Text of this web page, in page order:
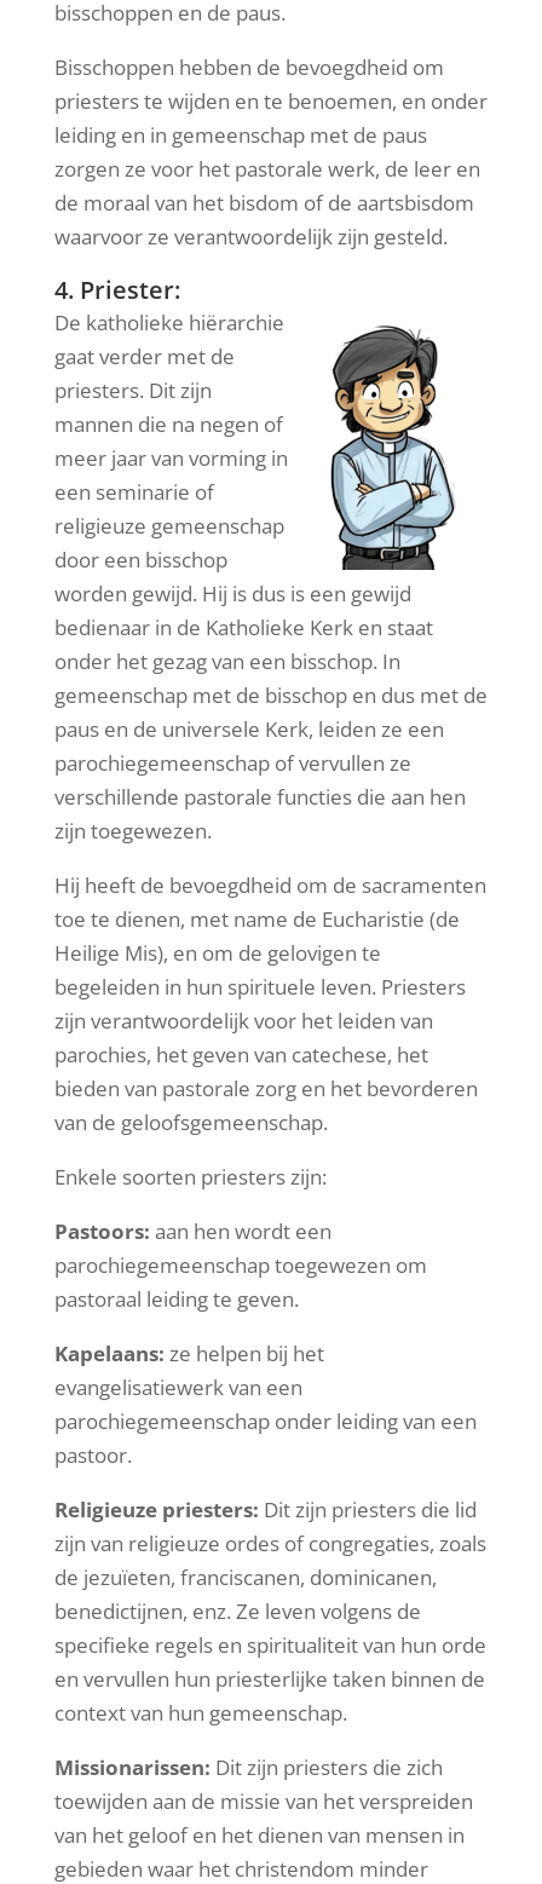
bisschoppen en de paus.
Bisschoppen hebben de bevoegdheid om
priesters te wijden en te benoemen, en onder
leiding en in gemeenschap met de paus
zorgen ze voor het pastorale werk, de leer en
de moraal van het bisdom of de aartsbisdom
waarvoor ze verantwoordelijk zijn gesteld.
4. Priester:
De katholieke hiërarchie
gaat verder met de
priesters. Dit zijn
mannen die na negen of
meer jaar van vorming in
een seminarie of
religieuze gemeenschap
door een bisschop
worden gewijd. Hij is dus is een gewijd
bedienaar in de Katholieke Kerk en staat
onder het gezag van een bisschop. In
gemeenschap met de bisschop en dus met de
paus en de universele Kerk, leiden ze een
parochiegemeenschap of vervullen ze
verschillende pastorale functies die aan hen
zijn toegewezen.
Hij heeft de bevoegdheid om de sacramenten
toe te dienen, met name de Eucharistie (de
Heilige Mis), en om de gelovigen te
begeleiden in hun spirituele leven. Priesters
zijn verantwoordelijk voor het leiden van
parochies, het geven van catechese, het
bieden van pastorale zorg en het bevorderen
van de geloofsgemeenschap.
Enkele soorten priesters zijn:
Pastoors: aan hen wordt een
parochiegemeenschap toegewezen om
pastoraal leiding te geven.
Kapelaans: ze helpen bij het
evangelisatiewerk van een
parochiegemeenschap onder leiding van een
pastoor.
Religieuze priesters: Dit zijn priesters die lid
zijn van religieuze ordes of congregaties, zoals
de jezuïeten, franciscanen, dominicanen,
benedictijnen, enz. Ze leven volgens de
specifieke regels en spiritualiteit van hun orde
en vervullen hun priesterlijke taken binnen de
context van hun gemeenschap.
Missionarissen: Dit zijn priesters die zich
toewijden aan de missie van het verspreiden
van het geloof en het dienen van mensen in
gebieden waar het christendom minder